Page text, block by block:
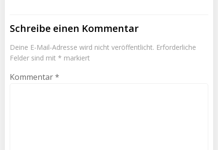
Schreibe einen Kommentar
Deine E-Mail-Adresse wird nicht veröffentlicht. Erforderliche
Felder sind mit * markiert
Kommentar*